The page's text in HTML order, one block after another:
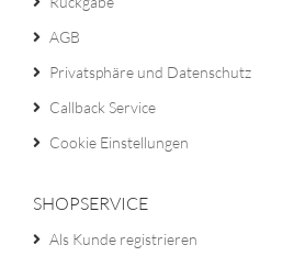
AGB
Privatsphäre und Datenschutz
Callback Service
Cookie Einstellungen
SHOPSERVICE
Als Kunde registrieren